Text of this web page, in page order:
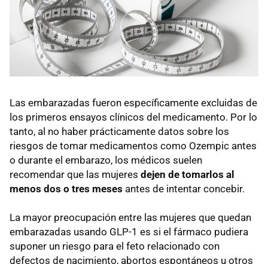
Las embarazadas fueron específicamente excluidas de
los primeros ensayos clínicos del medicamento. Por lo
tanto, al no haber prácticamente datos sobre los
riesgos de tomar medicamentos como Ozempic antes
o durante el embarazo, los médicos suelen
recomendar que las mujeres dejen de tomarlos al
menos dos o tres meses antes de intentar concebir.
La mayor preocupación entre las mujeres que quedan
embarazadas usando GLP-1 es si el fármaco pudiera
suponer un riesgo para el feto relacionado con
defectos de nacimiento, abortos espontáneos u otros